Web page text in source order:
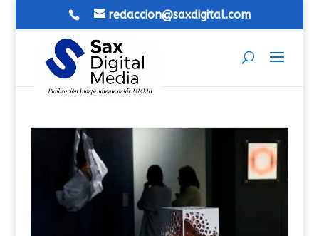
redaccion@saxdigital.com